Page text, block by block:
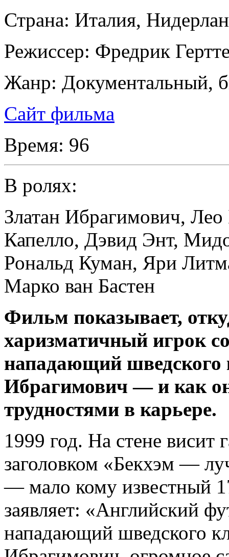
Страна: Италия,
Режиссер: Фредрик
Жанр: Документальный,
Сайт фильма
Время: 96
В ролях:
Златан Ибрагимович, Лео
Капелло, Дэвид Энт,
Рональд Куман, Яри
Марко ван Бастен
Фильм показывает,
харизматичный игрок
нападающий шведского
Ибрагимович — и как
трудностями в карьере.
1999 год. На стене висит
заголовком «Бекхэм —
— мало кому известный
заявляет: «Английский
нападающий шведского